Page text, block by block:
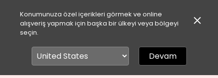
Konumunuza özel içerikleri görmek ve online
alışveriş yapmak için başka bir ülkeyi veya bölgeyi
seçin.
Devam